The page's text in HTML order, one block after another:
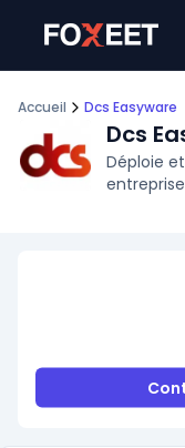
Accueil Dcs Easyware
Dcs
Déploie
entreprise